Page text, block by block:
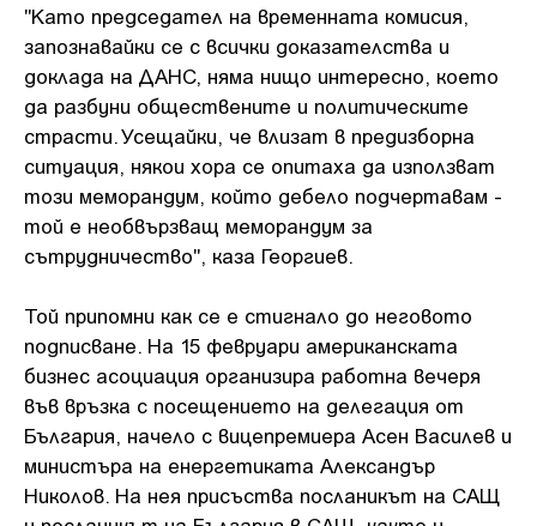
"Като председател на временната комисия,
запознавайки се с всички доказателства и
доклада на ДАНС, няма нищо интересно, което
да разбуни обществените и политическите
страсти. Усещайки, че влизат в предизборна
ситуация, някои хора се опитаха да използват
този меморандум, който дебело подчертавам -
той е необвързващ меморандум за
сътрудничество", каза Георгиев.
Той припомни как се е стигнало до неговото
подписване. На 15 февруари американската
бизнес асоциация организира работна вечеря
във връзка с посещението на делегация от
България, начело с вицепремиера Асен Василев и
министъра на енергетиката Александър
Николов. На нея присъства посланикът на САЩ